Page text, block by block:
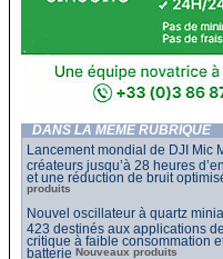
DANS LA MÊME RUBRIQUE
Lancement mondial de DJI Mic
créateurs jusqu’à 28 heures
et une réduction de bruit
produits
Nouvel oscillateur à quartz
423 destinés aux applications
critique à faible consommation
batterie Nouveaux produits